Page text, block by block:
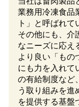
業務用冷凍食品
ト」と呼ばれて
その他にも、介
なニーズに応え
より良い「もの
にも力を入れて
の有給制度など
う取り組みを進
を提供する基盤